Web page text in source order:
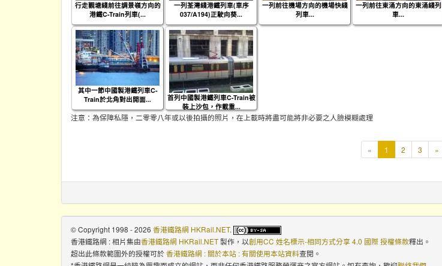
行走觀塘綫前往調景嶺方向的
港鐵C-Train列車(...
一列荃灣綫港鐵列車(車序
037/A194)正駛向葵...
一列前往機場方向的機場快綫
列車...
一列前往東涌方向的東涌綫列
車...
其中一節中國製港鐵列車C-
Train於北角對出開面...
首列中國製港鐵列車C-Train被
裝上沙包，作載重...
注意：為保障私隱，二零零八年或以後拍攝的照片，在上載時將盡可能將非必要之人臉模糊處理
« 1
頁
2 3 »
© Copyright 1998 - 2026 香港鐵路網 HKRail.NET.
香港鐵路網 : 相片集由香港鐵路網 HKRail.NET製作，以創用CC 姓名標示-相同方式分享 4.0 國際 授權條款釋出。
超出此條款範圍外的授權可於香港鐵路網 : 關於本站 : 有關使用本站資料查閱。